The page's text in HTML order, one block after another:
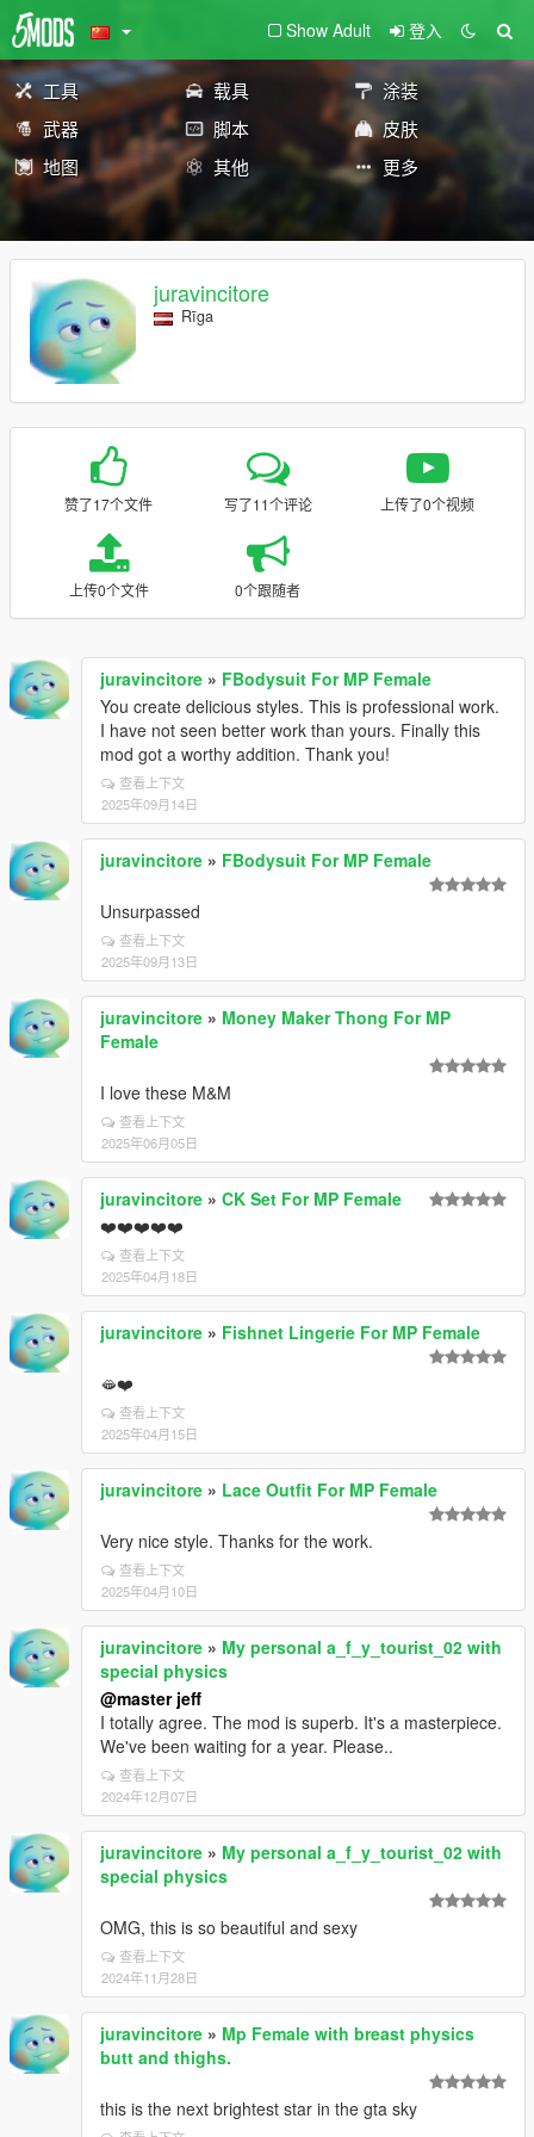
Show Adult 登入
工具 载具
涂装
武器
脚本
皮肤
地图
其他 更多
juravincitore
Rīga
赞了17个文件 写了11个评论 上传了0个视频
上传0个文件 0个跟随者
juravincitore » FBodysuit For MP Female
You create delicious styles. This is professional work.
I have not seen better work than yours. Finally this
mod got a worthy addition. Thank you!
查看上下文
2025年09月14日
juravincitore » FBodysuit For MP Female
Unsurpassed
查看上下文
2025年09月13日
juravincitore » Money Maker Thong For MP
Female
I love these M&M
查看上下文
2025年06月05日
juravincitore » CK Set For MP Female
❤️❤️❤️❤️❤️
查看上下文
2025年04月18日
juravincitore » Fishnet Lingerie For MP Female
🫦❤️
查看上下文
2025年04月15日
juravincitore » Lace Outfit For MP Female
Very nice style. Thanks for the work.
查看上下文
2025年04月10日
juravincitore » My personal a_f_y_tourist_02 with
special physics
@master jeff
I totally agree. The mod is superb. It's a masterpiece.
We've been waiting for a year. Please..
查看上下文
2024年12月07日
juravincitore » My personal a_f_y_tourist_02 with
special physics
OMG, this is so beautiful and sexy
查看上下文
2024年11月28日
juravincitore » Mp Female with breast physics
butt and thighs.
this is the next brightest star in the gta sky